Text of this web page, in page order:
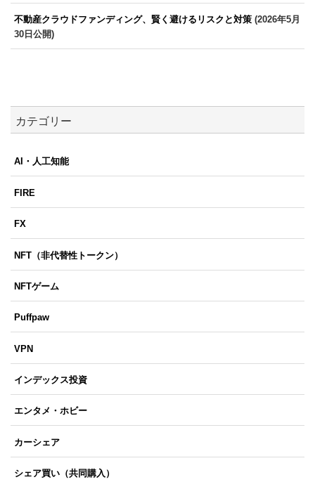
不動産クラウドファンディング、賢く避けるリスクと対策 (2026年5月
30日公開)
カテゴリー
AI・人工知能
FIRE
FX
NFT（非代替性トークン）
NFTゲーム
Puffpaw
VPN
インデックス投資
エンタメ・ホビー
カーシェア
シェア買い（共同購入）